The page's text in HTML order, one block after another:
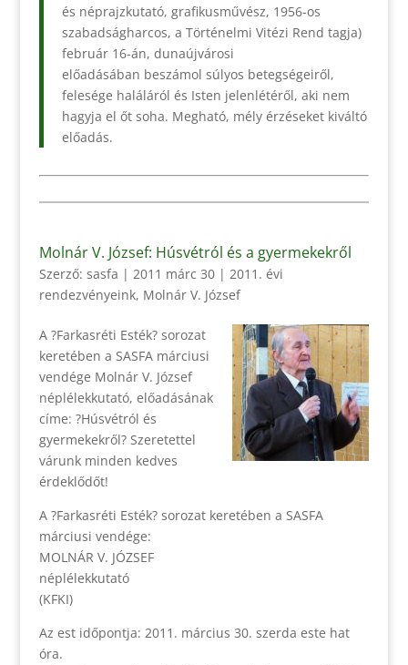
és néprajzkutató, grafikusművész, 1956-os
szabadságharcos, a Történelmi Vitézi Rend tagja)
február 16-án, dunaújvárosi
előadásában beszámol súlyos betegségeiről,
felesége haláláról és Isten jelenlétéről, aki nem
hagyja el őt soha. Megható, mély érzéseket kiváltó
előadás.
Molnár V. József: Húsvétról és a gyermekekről
Szerző: sasfa | 2011 márc 30| 2011. évi
rendezvényeink, Molnár V. József
A ?Farkasréti Esték? sorozat
keretében a SASFA márciusi
vendége Molnár V. József
néplélekkutató, előadásának
címe: ?Húsvétról és
gyermekekről? Szeretettel
várunk minden kedves
érdeklődőt!
A ?Farkasréti Esték? sorozat keretében a SASFA
márciusi vendége:
MOLNÁR V. JÓZSEF
néplélekkutató
(KFKI)
Az est időpontja: 2011. március 30. szerda este hat
óra.